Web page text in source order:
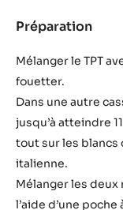
Préparation
pour
Mélanger le TPT
fouetter.
Dans une autre
jusqu’à atteindre
tout sur les blancs
italienne.
Mélanger les deux
l’aide d’une